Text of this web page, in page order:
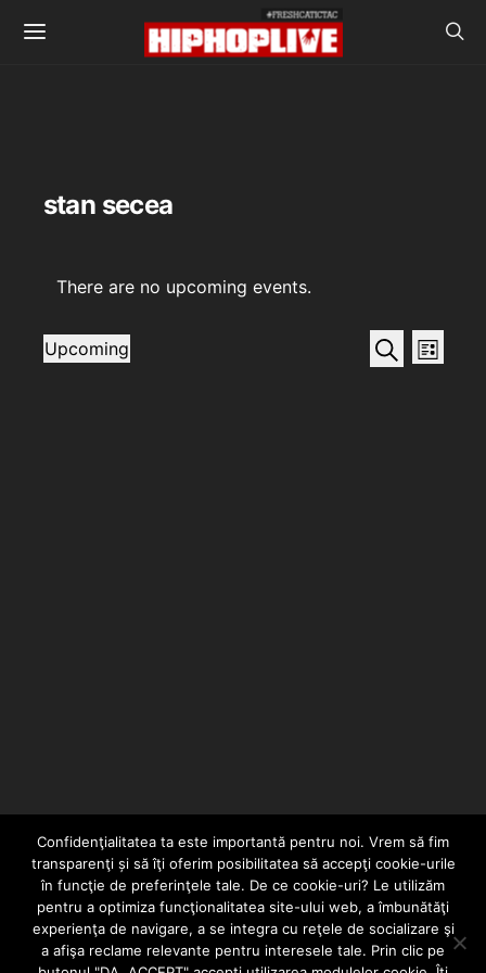
stan secea
There are no upcoming events.
Events
Search
List
Upcoming
HOME CONTACT POLITICĂ DE CONFIDENȚIALITATE
Confidenţialitatea ta este importantă pentru noi. Vrem să fim
transparenţi și să îţi oferim posibilitatea să accepţi cookie-urile
în funcţie de preferinţele tale. De ce cookie-uri? Le utilizăm
pentru a optimiza funcţionalitatea site-ului web, a îmbunătăţi
experienţa de navigare, a se integra cu reţele de socializare şi
a afişa reclame relevante pentru interesele tale. Prin clic pe